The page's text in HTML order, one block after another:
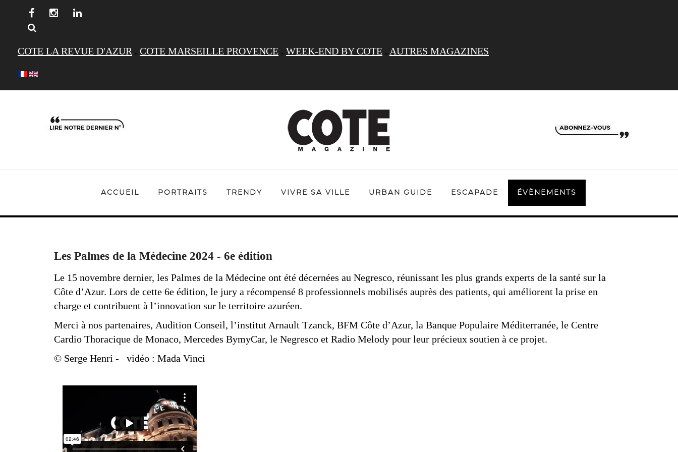
COTE LA REVUE D'AZUR . COTE MARSEILLE PROVENCE . WEEK-END BY COTE . AUTRES MAGAZINES
ACCUEIL PORTRAITS TRENDY VIVRE SA VILLE URBAN GUIDE ESCAPADE ÉVÈNEMENTS
Les Palmes de la Médecine 2024 - 6e édition
Le 15 novembre dernier, les Palmes de la Médecine ont été décernées au Negresco, réunissant les plus grands experts de la santé sur la
Côte d’Azur. Lors de cette 6e édition, le jury a récompensé 8 professionnels mobilisés auprès des patients, qui améliorent la prise en
charge et contribuent à l’innovation sur le territoire azuréen.
Merci à nos partenaires, Audition Conseil, l’institut Arnault Tzanck, BFM Côte d’Azur, la Banque Populaire Méditerranée, le Centre
Cardio Thoracique de Monaco, Mercedes BymyCar, le Negresco et Radio Melody pour leur précieux soutien à ce projet.
© Serge Henri - vidéo : Mada Vinci